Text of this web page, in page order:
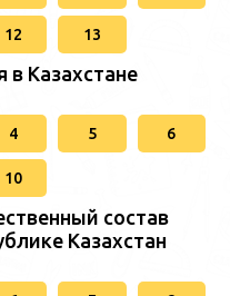
12 13
в Казахстане
4 5 6
10
состав
Казахстан